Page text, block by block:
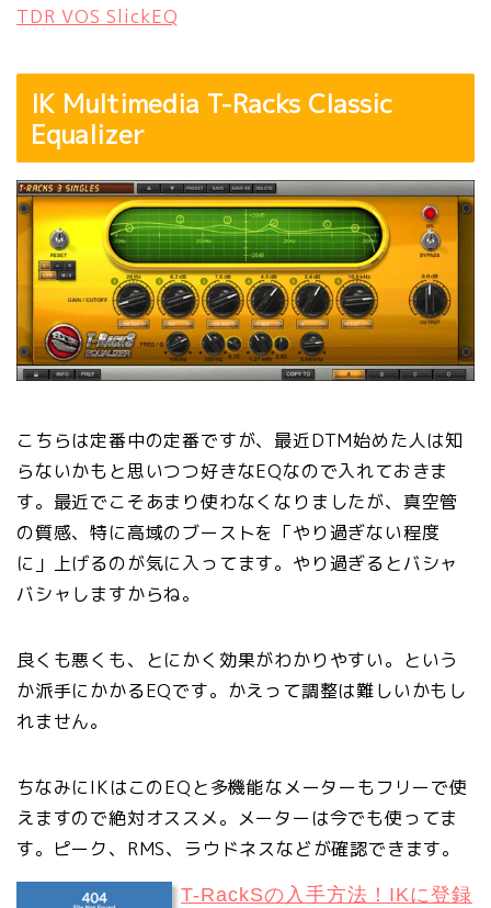
TDR VOS SlickEQ
IK Multimedia T-Racks Classic
Equalizer
こちらは定番中の定番ですが、最近DTM始めた人は知
らないかもと思いつつ好きなEQなので入れておきま
す。最近でこそあまり使わなくなりましたが、真空管
の質感、特に高域のブーストを「やり過ぎない程度
に」上げるのが気に入ってます。やり過ぎるとバシャ
バシャしますからね。
良くも悪くも、とにかく効果がわかりやすい。という
か派手にかかるEQです。かえって調整は難しいかもし
れません。
ちなみにIKはこのEQと多機能なメーターもフリーで使
えますので絶対オススメ。メーターは今でも使ってま
す。ピーク、RMS、ラウドネスなどが確認できます。
T-RackSの入手方法！IKに登録